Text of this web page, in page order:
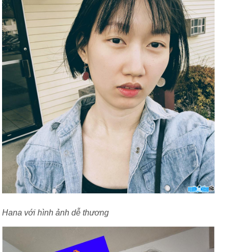
Hana với hình ảnh dễ thương